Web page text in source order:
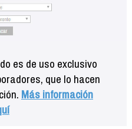
es de uso exclusivo
que lo hacen
Más información